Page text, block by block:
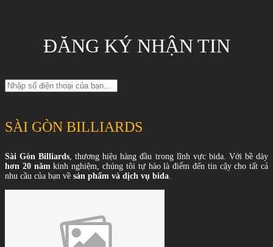
ĐĂNG KÝ NHẬN TIN
SÀI GÒN BILLIARDS
Sài Gòn Billiards, thương hiệu hàng đầu trong lĩnh vực bida. Với bề dày
hơn 20 nămkinh nghiệm, chúng tôi tự hào là điểm đến tin cậy cho tất cả
nhu cầu của bạn về sản phẩm và dịch vụ bida.